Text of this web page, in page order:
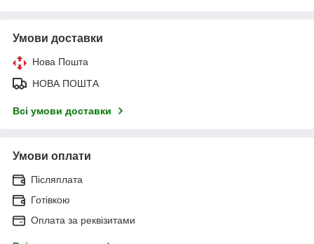
Умови доставки
Нова Пошта
НОВА ПОШТА
Всі умови доставки
Умови оплати
Післяплата
Готівкою
Оплата за реквізитами